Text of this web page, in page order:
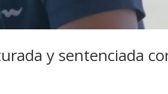
y sentenciada